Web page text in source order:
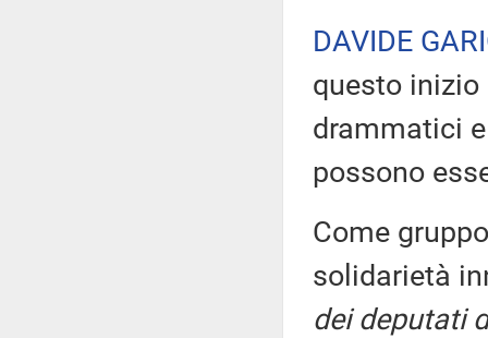
DAVIDE
questo
drammatici
possono
Come
solidarietà
dei deputati